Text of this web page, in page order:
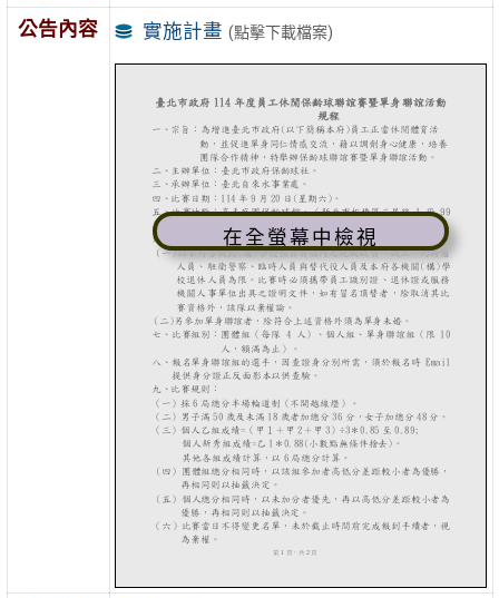
公告內容
實施計畫 (點擊下載檔案)
在全螢幕中檢視